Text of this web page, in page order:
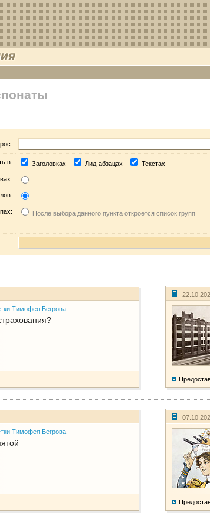
в: Заголовках Лид-абзацах Текстах
После выбора данного пункта откроется список групп
Тимофея Бегрова
Тимофея Бегрова